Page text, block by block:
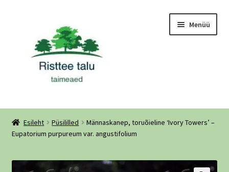
navigeerimisele
Menüü
Taimekataloog 2026
Aiaplaan
Galerii – kevad 2026
Esileht Püsililled
Männaskanep, toruõieline ‘Ivory Towers’ –
Eupatorium purpureum var. angustifolium